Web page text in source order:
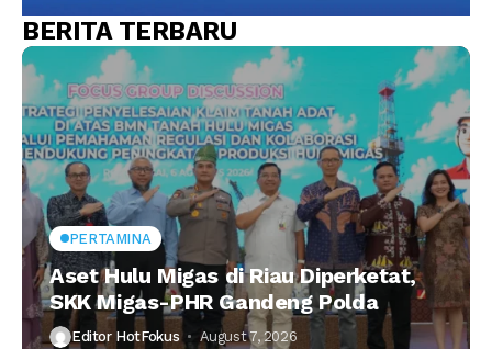
BERITA TERBARU
PERTAMINA
Aset Hulu Migas di Riau Diperketat,
SKK Migas-PHR Gandeng Polda
Editor HotFokus August 7, 2026